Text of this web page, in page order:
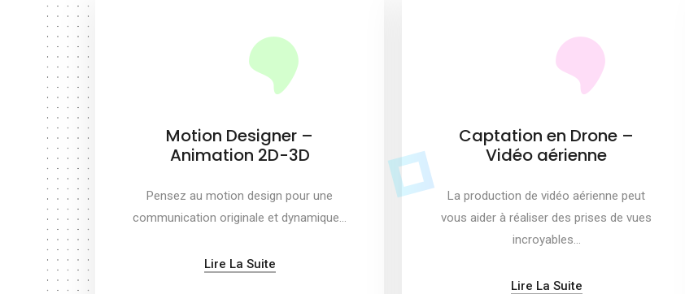
Motion Designer –
Animation 2D-3D
Pensez au motion design pour une
communication originale et dynamique…
Lire La Suite
Captation en Drone –
Vidéo aérienne
La production de vidéo aérienne peut
vous aider à réaliser des prises de vues
incroyables…
Lire La Suite